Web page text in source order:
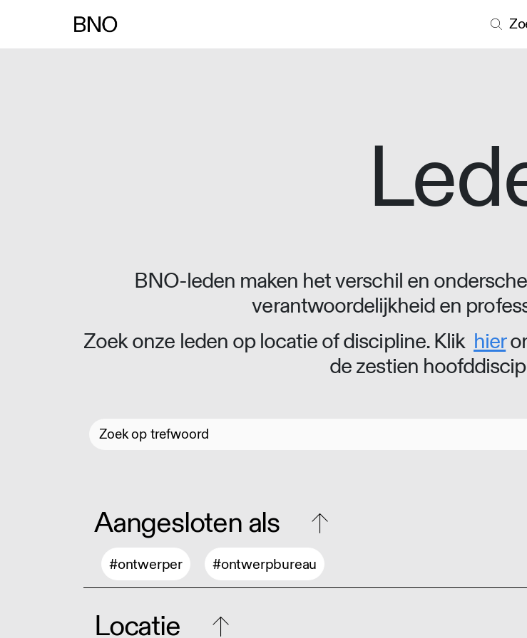
BNO-leden maken het verschil en
verantwoordelijkheid en
Zoek onze leden op locatie of discipline. Klik hier
de zestien
Aangesloten als
#ontwerper #ontwerpbureau
Locatie